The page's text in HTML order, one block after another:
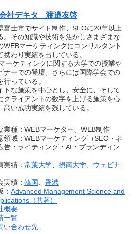
社デキタ 渡邉友啓
富士市でサイト制作、SEOに20年以上
。その知識や技術を活かしさまざまな
WEBマーケティングにコンサルタント
携わり実績を出している。
ーケティングに関する大学での授業や
ナーでの登壇、さらには国際学会での
行っている。
トな施策を中心とし、安全に、そして
クライアントの数字を上げる施策を心
高い成功実績を残している。
業種：WEBマーケター、WEB制作
領域：WEBマーケティング（SEO・ネ
告・ライティング・AI・ブランディン
実績：常葉大学 、摂南大学
ウェビナ
実績：韓国 、香港
：Advanced Management Science and
（共著）
概要
一覧
い合わせ先